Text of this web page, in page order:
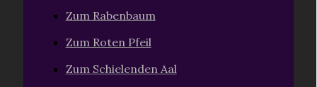
Zum Rabenbaum
Zum Roten Pfeil
Zum Schielenden Aal